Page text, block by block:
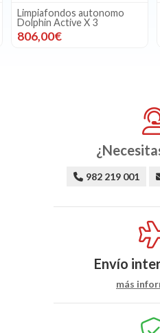
Limpiafondos sin cables E-
TRON i30 NG de Qp
726,00€
982 219 001
Envío
más